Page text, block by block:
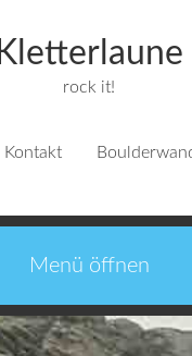
Kletterlaune
rock it!
Kontakt